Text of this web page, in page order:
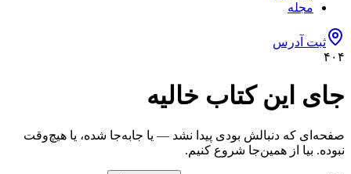
مجله
ثبت آدرس
۴۰۴
جای این کتاب خالیه
صفحه‌ای که دنبالش بودی پیدا نشد — یا جابه‌جا شده، یا هیچ‌وقت
نبوده. بیا از همین‌جا شروع کنیم.